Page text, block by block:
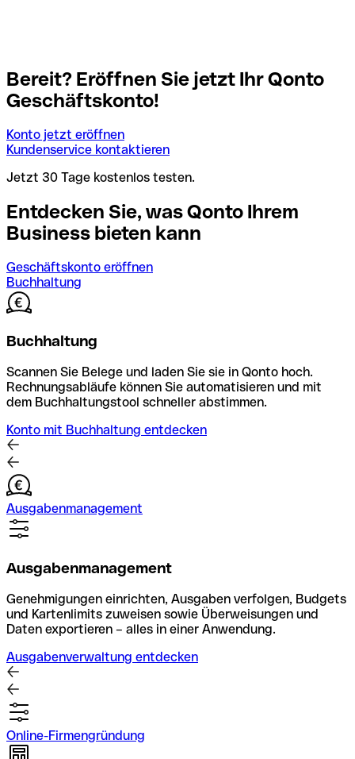
Bereit? Eröffnen Sie jetzt Ihr Qonto
Geschäftskonto!
Konto jetzt eröffnen
Kundenservice kontaktieren
Jetzt 30 Tage kostenlos testen.
Entdecken Sie, was Qonto Ihrem
Business bieten kann
Geschäftskonto eröffnen
Buchhaltung
Buchhaltung
Scannen Sie Belege und laden Sie sie in Qonto hoch.
Rechnungsabläufe können Sie automatisieren und mit
dem Buchhaltungstool schneller abstimmen.
Konto mit Buchhaltung entdecken
Ausgabenmanagement
Ausgabenmanagement
Genehmigungen einrichten, Ausgaben verfolgen, Budgets
und Kartenlimits zuweisen sowie Überweisungen und
Daten exportieren – alles in einer Anwendung.
Ausgabenverwaltung entdecken
Online-Firmengründung